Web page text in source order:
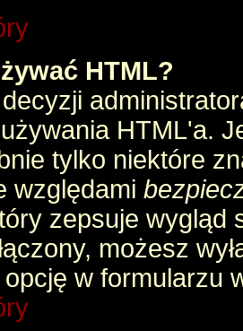
HTML?
HTML'a.
tylko niektóre
względami
zepsuje wygląd
możesz
w formularzu